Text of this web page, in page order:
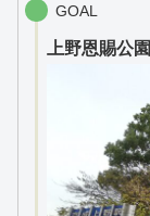
GOAL
上野恩賜公園